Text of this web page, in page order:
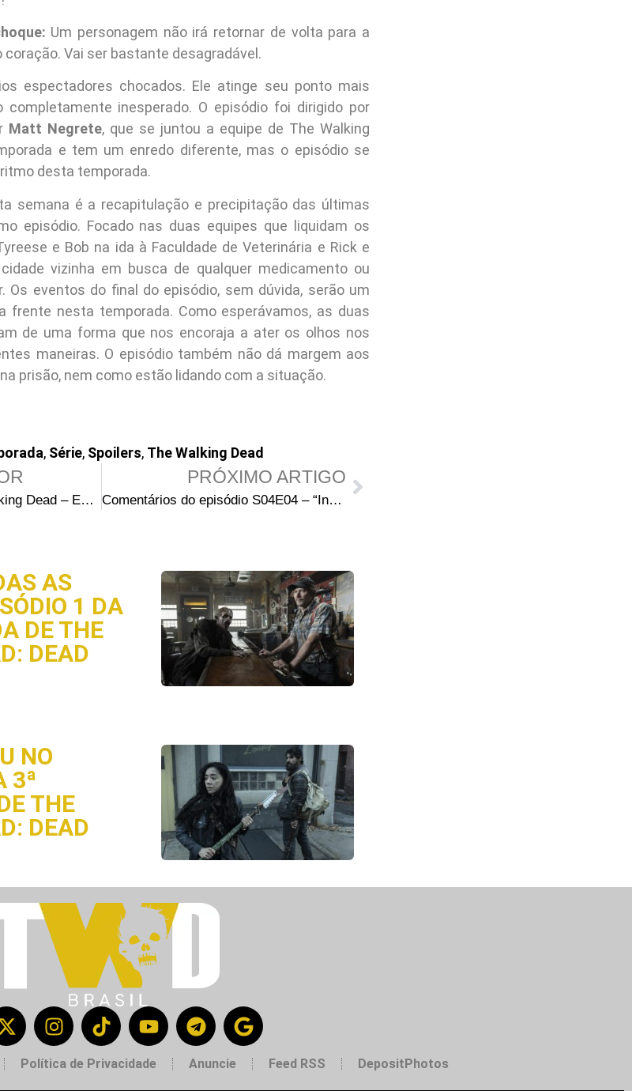
Um personagem não irá retornar de volta para a
coração. Vai ser bastante desagradável.
espectadores chocados. Ele atinge seu ponto mais
inesperado. O episódio foi dirigido por
Matt Negrete, que se juntou a equipe de The Walking
e tem um enredo diferente, mas o episódio se
desta temporada.
semana é a recapitulação e precipitação das últimas
episódio. Focado nas duas equipes que liquidam os
e Bob na ida à Faculdade de Veterinária e Rick e
vizinha em busca de qualquer medicamento ou
Os eventos do final do episódio, sem dúvida, serão um
frente nesta temporada. Como esperávamos, as duas
de uma forma que nos encoraja a ater os olhos nos
maneiras. O episódio também não dá margem aos
prisão, nem como estão lidando com a situação.
, Série, Spoilers, The Walking Dead
[SÉRIE vs HQ] The Walking Dead – Episódio S04E03 – “Isolation”
PRÓXIMO ARTIGO
Comentários do episódio S04E04 – “Indifference” (COM SPOILERS)
AS
1 DA
DE THE
DEAD
NO
3ª
THE
DEAD
Política de Privacidade Anuncie Feed RSS DepositPhotos